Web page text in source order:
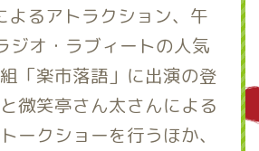
よるアトラクション、午
ジオ・ラブィートの人気
「楽市落語」に出演の登
微笑亭さん太さんによる
ークショーを行うほか、